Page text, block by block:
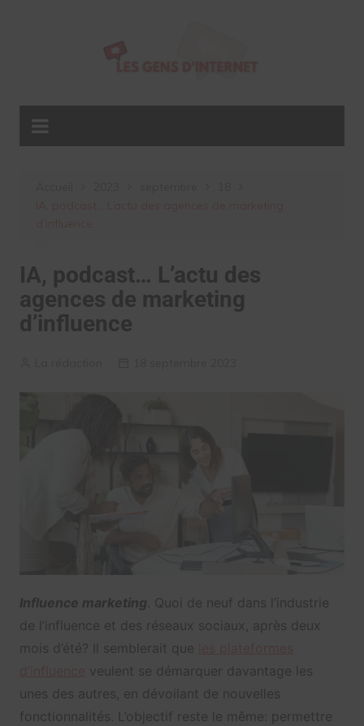
IA, podcast… L’actu des
agences de marketing
d’influence
Influence marketing . Quoi de neuf dans l’industrie
de l’influence et des réseaux sociaux, après deux
mois d’été? Il semblerait que
veulent se démarquer davantage les
unes des autres, en dévoilant de nouvelles
fonctionnalités. L’objectif reste le même: permettre